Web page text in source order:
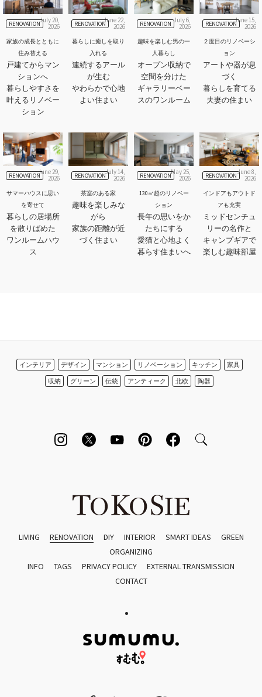
RENOVATIONJuly 20,
2026
家族の成長とともに
住み替える
戸建てからマン
ションへ
暮らしやすさを
叶えるリノベー
ション
RENOVATIONJune 22,
2026
暮らしに癒しを取り
入れる
連続するアール
が生む
やわらかで心地
よい住まい
RENOVATION July 6,
2026
趣味を楽しむ男の一
人暮らし
オープン収納で
空間を分けた
ギャラリーベー
スのワンルーム
RENOVATIONJune 15,
2026
２度目のリノベーシ
ョン
アートや器が息
づく
暮らしを育てる
夫妻の住まい
RENOVATIONJune 29,
2026
サマーハウスに思い
を寄せて
暮らしの居場所
を散りばめた
ワンルームハウ
ス
RENOVATIONJuly 14,
2026
茶室のある家
趣味を楽しみな
がら
家族の距離が近
づく住まい
RENOVATIONMay 25,
2026
130㎡超のリノベー
ション
長年の思いをか
たちにする
愛猫と心地よく
暮らす住まいへ
RENOVATIONJune 8,
2026
インドアもアウトド
アも充実
ミッドセンチュ
リーの名作と
キャンプギアで
楽しむ趣味部屋
インテリア デザイン マンション リノベーション キッチン
家具
収納
グリーン 伝統 アンティーク 北欧 陶器
LIVING RENOVATION DIY INTERIOR SMART IDEAS
GREEN
ORGANIZING
INFO
TAGS PRIVACY POLICY
EXTERNAL TRANSMISSION
CONTACT